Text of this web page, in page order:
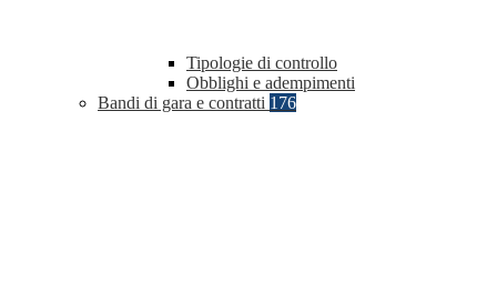
Tipologie di controllo
Obblighi e adempimenti
Bandi di gara e contratti 176